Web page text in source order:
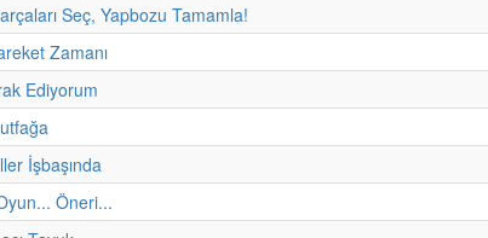
Seç, Yapbozu Tamamla!
Zamanı
Ediyorum
İşbaşında
Öneri...